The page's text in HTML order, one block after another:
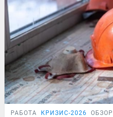
РАБОТА КРИЗИС-2026 ОБЗОР